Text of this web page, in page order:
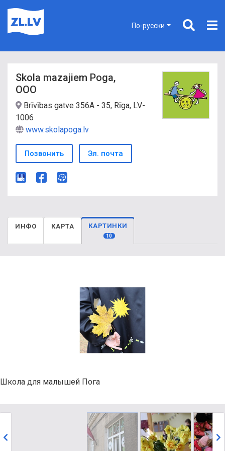
По-русски
Skola mazajiem Poga,
ООО
Brīvības gatve 356A - 35, Rīga, LV-
1006
www.skolapoga.lv
Позвонить Эл. почта
ИНФО КАРТА КАРТИНКИ
10
Школа для малышей Пога